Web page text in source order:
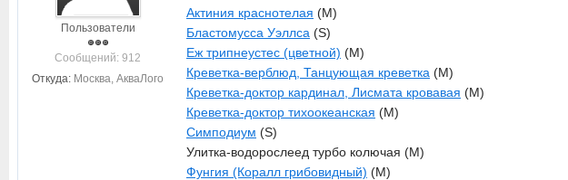
Пользователи
Cообщений: 912
Откуда: Москва, АкваЛого
Актиния краснотелая (M)
Бластомусса Уэллса (S)
Еж трипнеустес (цветной) (M)
Креветка-верблюд, Танцующая креветка (M)
Креветка-доктор кардинал, Лисмата кровавая (M)
Креветка-доктор тихоокеанская (M)
Симподиум (S)
Улитка-водорослеед турбо колючая (M)
Фунгия (Коралл грибовидный) (M)